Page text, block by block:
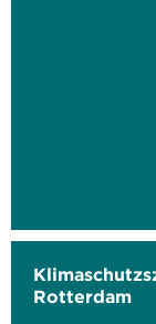
Rotterdam